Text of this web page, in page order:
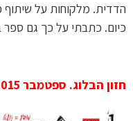
הדדית. מלקוחות על שיתוף
כיום. כתבתי על כך גם
חזון הבלוג. ספטמבר 2015: